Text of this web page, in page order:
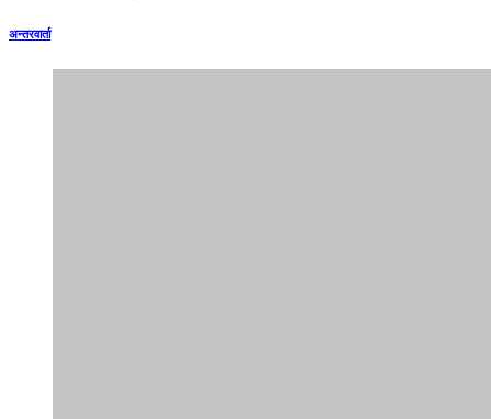
अन्तरवार्ता